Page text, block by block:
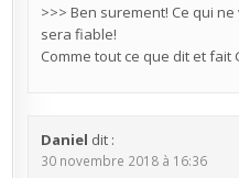
>>> Ben surement! Ce qui
sera fiable!
Comme tout ce que dit et fait
Daniel dit :
30 novembre 2018 à 16:36